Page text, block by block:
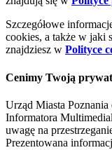
Szczegółowe
cookies, a także w jaki
znajdziesz w Polityce
Cenimy Twoją
Urząd Miasta
Informatora
uwagę na
Prezentowana